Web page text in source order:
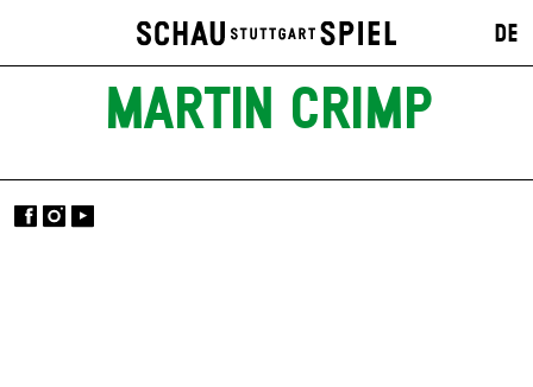
DE
MARTIN CRIMP